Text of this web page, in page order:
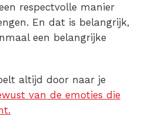
respectvolle manier
En dat is belangrijk,
een belangrijke
altijd door naar je
van de emoties die